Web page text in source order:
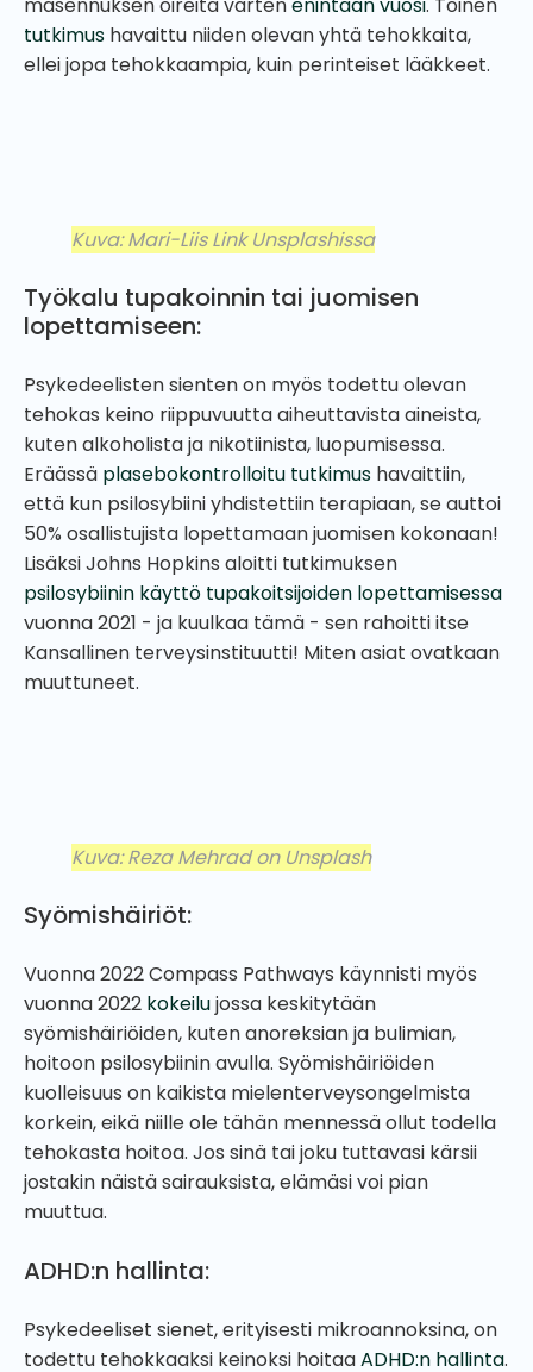
tutkimus havaittu niiden olevan yhtä tehokkaita,
ellei jopa tehokkaampia, kuin perinteiset lääkkeet.
Kuva: Mari-Liis Link Unsplashissa
Työkalu tupakoinnin tai juomisen
lopettamiseen:
Psykedeelisten sienten on myös todettu olevan
tehokas keino riippuvuutta aiheuttavista aineista,
kuten alkoholista ja nikotiinista, luopumisessa.
Eräässä plasebokontrolloitu tutkimus havaittiin,
että kun psilosybiini yhdistettiin terapiaan, se auttoi
50% osallistujista lopettamaan juomisen kokonaan!
Lisäksi Johns Hopkins aloitti tutkimuksen
psilosybiinin käyttö tupakoitsijoiden lopettamisessa
vuonna 2021 - ja kuulkaa tämä - sen rahoitti itse
Kansallinen terveysinstituutti! Miten asiat ovatkaan
muuttuneet.
Kuva: Reza Mehrad on Unsplash
Syömishäiriöt:
Vuonna 2022 Compass Pathways käynnisti myös
vuonna 2022 kokeilujossa keskitytään
syömishäiriöiden, kuten anoreksian ja bulimian,
hoitoon psilosybiinin avulla. Syömishäiriöiden
kuolleisuus on kaikista mielenterveysongelmista
korkein, eikä niille ole tähän mennessä ollut todella
tehokasta hoitoa. Jos sinä tai joku tuttavasi kärsii
jostakin näistä sairauksista, elämäsi voi pian
muuttua.
ADHD:n hallinta:
Psykedeeliset sienet, erityisesti mikroannoksina, on
todettu tehokkaaksi keinoksi hoitaaADHD:n hallinta.